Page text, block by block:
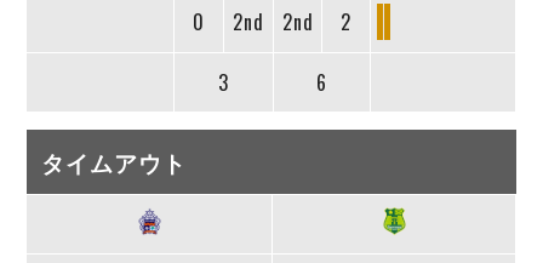
0 2nd 2nd 2
3 6
タイムアウト